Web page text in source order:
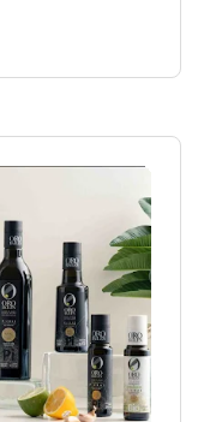
換為實踐社